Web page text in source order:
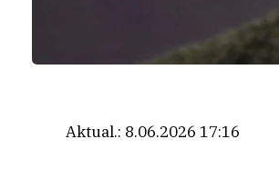
Aktual.: 8.06.2026 17:16